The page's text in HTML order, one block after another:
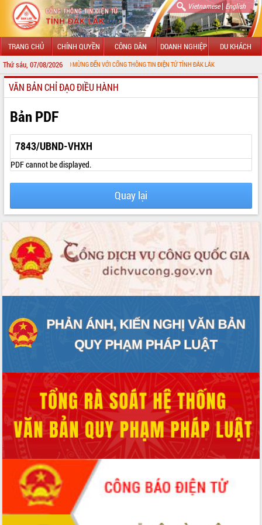
Vietnamese| English
TRANG CHỦ CHÍNH QUYỀN CÔNG DÂN DOANH NGHIỆP DU KHÁCH
Thứ sáu, 07/08/2026
CHÀO MỪNG ĐẾN VỚI CỔNG THÔNG TIN ĐIỆN TỬ TỈNH ĐẮK LẮK
GIỚI THIỆU
LÃNH ĐẠO UBND TỈNH
TIN TỨC SỰ KIỆN
SỞ, BAN, NGÀNH
UBND CÁC XÃ, PHƯỜNG
THÔNG TIN CHỈ ĐẠO ĐIỀU HÀNH
VĂN BẢN HĐND TỈNH
ĐIỂM TIN VĂN BẢN
VĂN BẢN CHỈ ĐẠO ĐIỀU HÀNH
Bản PDF
7843/UBND-VHXH
PDF cannot be displayed.
Quay lại